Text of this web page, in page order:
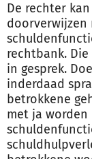
De rechter
doorverwijzen
rechtbank.
in gesprek.
inderdaad
betrokkene
met ja